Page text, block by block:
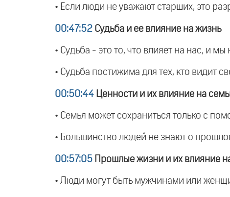
• Если люди не уважают старших, это
00:47:52 Судьба и ее влияние на жизнь
• Судьба - это то, что влияет на нас, и
• Судьба постижима для тех, кто видит
00:50:44 Ценности и их влияние на
• Семья может сохраниться только с
• Большинство людей не знают о
00:57:05 Прошлые жизни и их влияние
• Люди могут быть мужчинами или